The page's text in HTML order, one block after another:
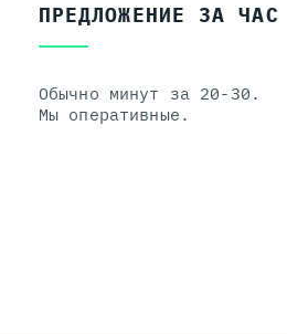
ПРЕДЛОЖЕНИЕ ЗА ЧАС
Обычно минут за 20-30.
Мы оперативные.